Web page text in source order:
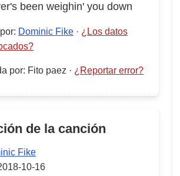
been weighin' you down
: Dominic Fike · ¿Los datos
por: Fito paez · ¿Reportar error?
de la canción
Fike
10-16